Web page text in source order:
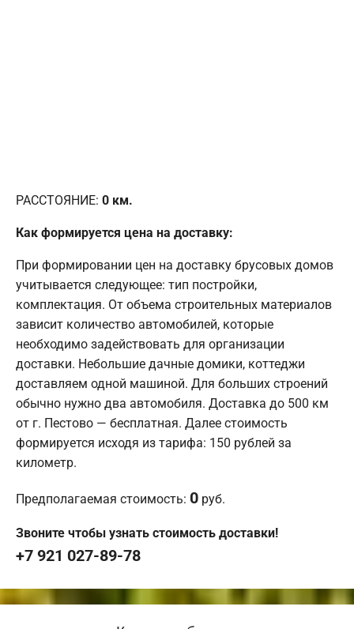
РАССТОЯНИЕ: 0 км.
Как формируется цена на доставку:
При формировании цен на доставку брусовых домов
учитывается следующее: тип постройки,
комплектация. От объема строительных материалов
зависит количество автомобилей, которые
необходимо задействовать для организации
доставки. Небольшие дачные домики, коттеджи
доставляем одной машиной. Для больших строений
обычно нужно два автомобиля. Доставка до 500 км
от г. Пестово — бесплатная. Далее стоимость
формируется исходя из тарифа: 150 рублей за
километр.
Предполагаемая стоимость: 0 руб.
Звоните чтобы узнать стоимость доставки!
+7 921 027-89-78